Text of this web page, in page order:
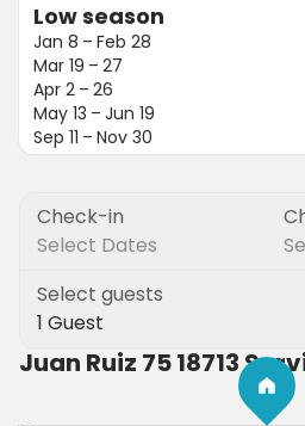
Low season
Jan 8 – Feb 28
Mar 19 – 27
Apr 2 – 26
May 13 – Jun 19
Sep 11 – Nov 30
Check-in
Select Dates
Select guests
1 Guest
Juan Ruiz 75 18713